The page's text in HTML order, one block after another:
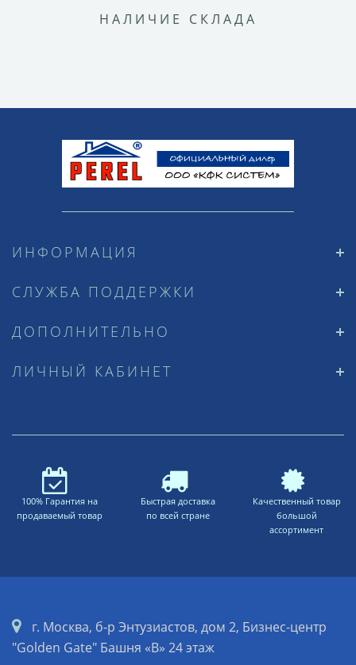
НАЛИЧИЕ СКЛАДА
ИНФОРМАЦИЯ
СЛУЖБА ПОДДЕРЖКИ
ДОПОЛНИТЕЛЬНО
ЛИЧНЫЙ КАБИНЕТ
100% Гарантия на
продаваемый товар
Быстрая доставка
по всей стране
Качественный товар
большой
ассортимент
г. Москва, б-р Энтузиастов, дом 2, Бизнес-центр
"Golden Gate" Башня «B» 24 этаж